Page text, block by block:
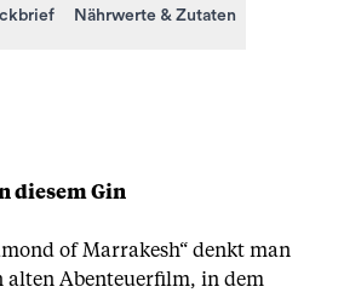
Nährwerte & Zutaten
diesem Gin
of Marrakesh“ denkt man
alten Abenteuerfilm, in dem